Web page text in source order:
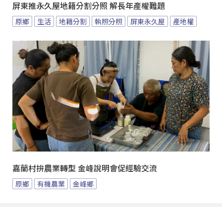
屏東推永久屋地籍分割分照 解長年產權難題
原鄉 生活 地籍分割 執照分照 屏東永久屋 產地權
嘉蘭村拚農業轉型 金峰說明會促經驗交流
原鄉 有機農業 金峰鄉